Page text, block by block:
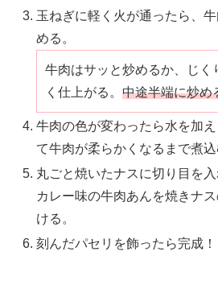
玉ねぎに軽く火が通ったら、
める。
牛肉はサッと炒めるか、じく
く仕上がる。中途半端に炒め
牛肉の色が変わったら水を加
て牛肉が柔らかくなるまで煮込
丸ごと焼いたナスに切り目を入
カレー味の牛肉あんを焼きナ
ける。
刻んだパセリを飾ったら完成！